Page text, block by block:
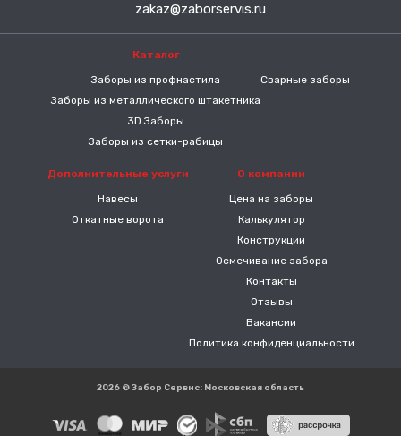
zakaz@zaborservis.ru
Каталог
Заборы из профнастила
Заборы из металлического штакетника
3D Заборы
Заборы из сетки-рабицы
Сварные заборы
Дополнительные услуги
Навесы
Откатные ворота
О компании
Цена на заборы
Калькулятор
Конструкции
Осмечивание забора
Контакты
Отзывы
Вакансии
Политика конфиденциальности
2026 © Забор Сервис: Московская область